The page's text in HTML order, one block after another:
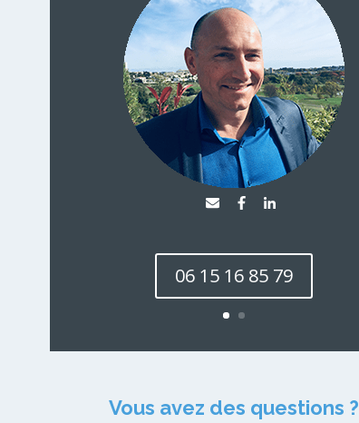
06 15 16 85 79
Vous avez des questions ?